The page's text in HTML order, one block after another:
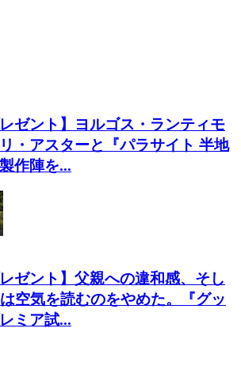
レゼント】ヨルゴス・ランティモ
・アスターと『パラサイト 半地
作陣を...
レゼント】父親への違和感、そし
空気を読むのをやめた。『グッ
ミア試...